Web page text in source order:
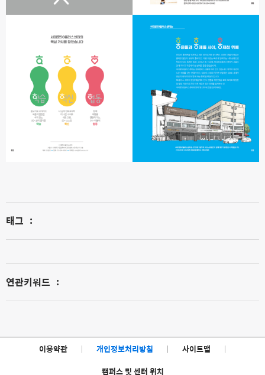
태그 :
연관키워드 :
이용약관 | 개인정보처리방침 | 사이트맵
|
캠퍼스 및 센터 위치